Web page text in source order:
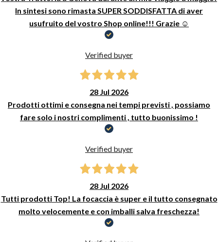
In sintesi sono rimasta SUPER SODDISFATTA di aver
usufruito del vostro Shop online!!! Grazie ☺️
Verified buyer
28 Jul 2026
Prodotti ottimi e consegna nei tempi previsti , possiamo
fare solo i nostri complimenti , tutto buonissimo !
Verified buyer
28 Jul 2026
Tutti prodotti Top! La focaccia è super e il tutto consegnato
molto velocemente e con imballi salva freschezza!